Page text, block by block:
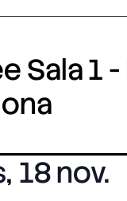
Sala 1 -
, 18 nov.